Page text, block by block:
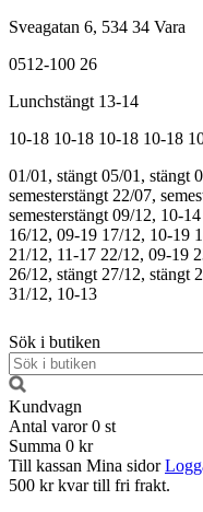
Sveagatan 6, 534 34 Vara
0512-100 26
Lunchstängt 13-14
10-18 10-18 10-18 10-18
01/01, stängt 05/01, stängt
semesterstängt 22/07,
semesterstängt 09/12, 10-14
16/12, 09-19 17/12, 10-19
21/12, 11-17 22/12, 09-19
26/12, stängt 27/12, stängt
31/12, 10-13
Sök i butiken
Kundvagn
Antal varor 0 st
Summa 0 kr
Till kassan Mina sidor
500 kr kvar till fri frakt.